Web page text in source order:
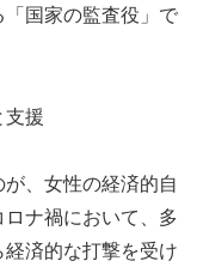
「国家の監査役」で
支援
、女性の経済的自
ナ禍において、多
済的な打撃を受け